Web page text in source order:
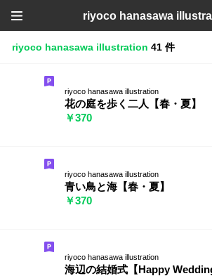
riyoco hanasawa
riyoco hanasawa illustration 41 件
riyoco hanasawa illustration
花の庭を歩く二人【春・夏】
￥370
riyoco hanasawa illustration
青い鳥と海【春・夏】
￥370
riyoco hanasawa illustration
海辺の結婚式【Happy